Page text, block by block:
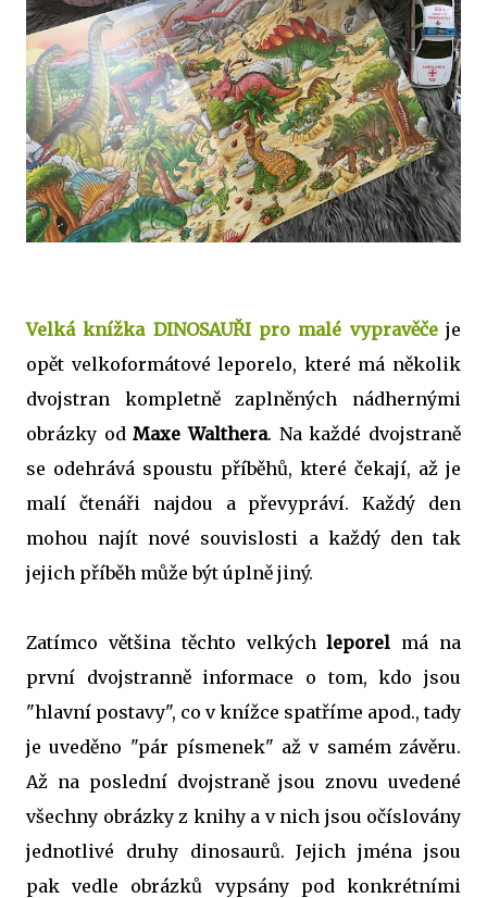
Velká knížka DINOSAUŘI pro malé vypravěče je
opět velkoformátové leporelo, které má několik
dvojstran kompletně zaplněných nádhernými
obrázky odMaxe Walthera. Na každé dvojstraně
se odehrává spoustu příběhů, které čekají, až je
malí čtenáři najdou a převypráví. Každý den
mohou najít nové souvislosti a každý den tak
jejich příběh může být úplně jiný.
Zatímco většina těchto velkýchleporel má na
první dvojstranně informace o tom, kdo jsou
"hlavní postavy", co v knížce spatříme apod., tady
je uveděno "pár písmenek" až v samém závěru.
Až na poslední dvojstraně jsou znovu uvedené
všechny obrázky z knihy a v nich jsou očíslovány
jednotlivé druhy dinosaurů. Jejich jména jsou
pak vedle obrázků vypsány pod konkrétními